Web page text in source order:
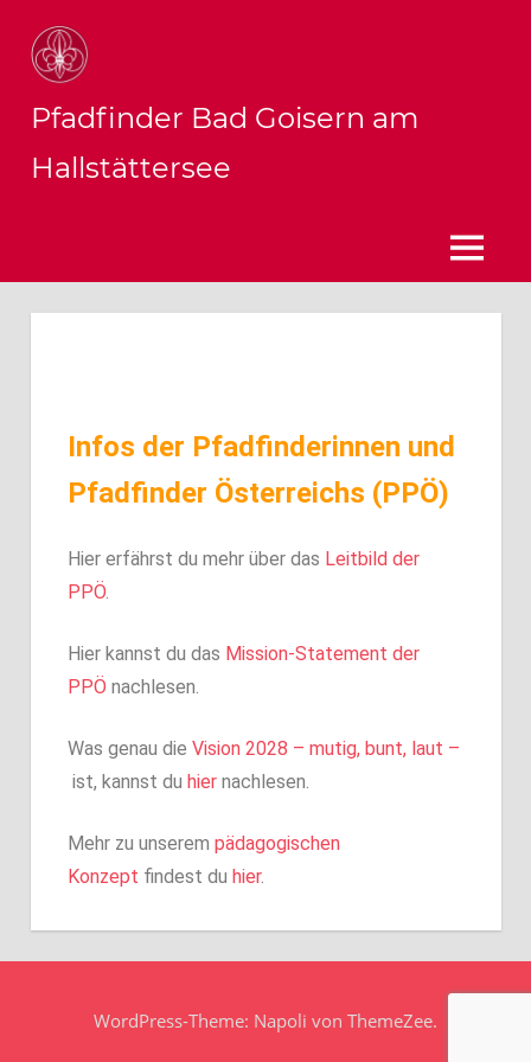
Pfadfinder Bad Goisern am
Hallstättersee
Infos der Pfadfinderinnen und
Pfadfinder Österreichs (PPÖ)
Hier erfährst du mehr über das Leitbild der
PPÖ.
Hier kannst du das Mission-Statement der
PPÖ nachlesen.
Was genau die Vision 2028 – mutig, bunt, laut –
ist, kannst du hiernachlesen.
Mehr zu unserem pädagogischen
Konzept findest du hier.
WordPress-Theme: Napoli von ThemeZee.